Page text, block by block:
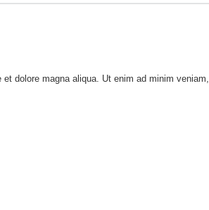
dolore magna aliqua. Ut enim ad minim veniam,